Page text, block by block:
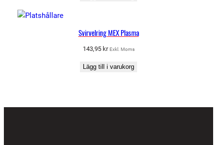
Svirvelring MEX Plasma
143,95 kr Exkl. Moms
Lägg till i varukorg